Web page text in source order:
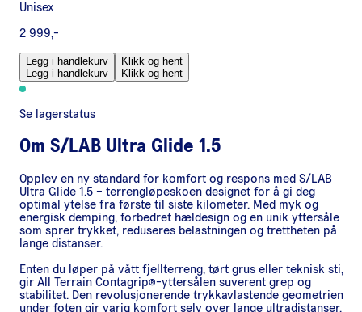
Unisex
2 999,-
Legg i handlekurv
Legg i handlekurv
Klikk og hent
Klikk og hent
Se lagerstatus
Om S/LAB Ultra Glide 1.5
Opplev en ny standard for komfort og respons med S/LAB
Ultra Glide 1.5 – terrengløpeskoen designet for å gi deg
optimal ytelse fra første til siste kilometer. Med myk og
energisk demping, forbedret hældesign og en unik yttersåle
som sprer trykket, reduseres belastningen og trettheten på
lange distanser.
Enten du løper på vått fjellterreng, tørt grus eller teknisk sti,
gir All Terrain Contagrip®-yttersålen suverent grep og
stabilitet. Den revolusjonerende trykkavlastende geometrien
under foten gir varig komfort selv over lange ultradistanser.